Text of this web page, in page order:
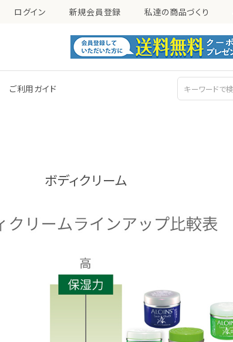
ログイン 新規会員登録 私達の商品づくり
ボディジェル・ローション その他
ご利用ガイド
ボディクリーム